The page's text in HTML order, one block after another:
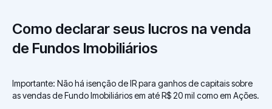
Como declarar seus lucros na venda
de Fundos Imobiliários
Importante: Não há isenção de IR para ganhos de capitais sobre
as vendas de Fundo Imobiliários em até R$ 20 mil como em Ações.